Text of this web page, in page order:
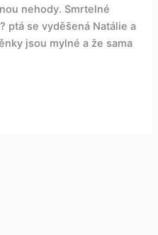
nehody. Smrtelné
ptá se vyděšená Natálie a
jsou mylné a že sama